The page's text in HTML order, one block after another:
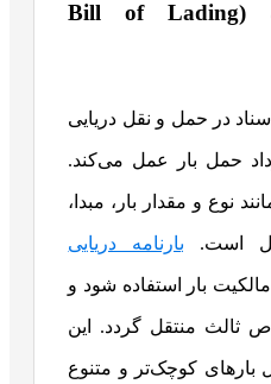
2) قرارداد بارنامه (Bill of Lading
در حمل‌ و نقل دریایی
حمل بار عمل می‌کند.
نوع و مقدار بار، مبدا،
است. بارنامه دریایی
بار استفاده شود و
ثالث منتقل گردد. این
بارهای کوچک‌تر و متنوع